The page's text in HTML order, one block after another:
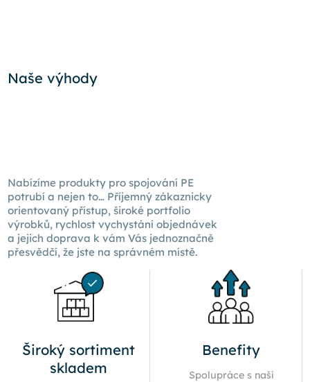
Naše výhody
Nabízíme produkty pro spojování PE
potrubí a nejen to… Příjemný zákaznicky
orientovaný přístup, široké portfolio
výrobků, rychlost vychystání objednávek
a jejich doprava kvám Vás jednoznačně
přesvědčí, že jste na správném místě.
Široký sortiment
skladem
Benefity
Spolupráce s naší